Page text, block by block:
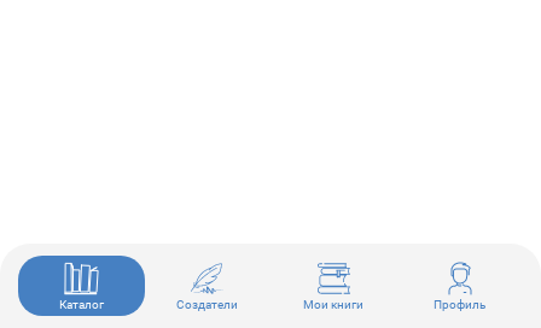
Каталог Создатели Мои книги Профиль